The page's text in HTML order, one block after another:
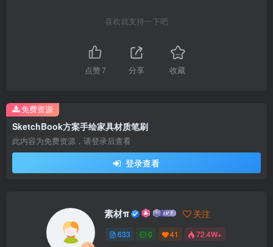
喜欢就支持一下吧
点赞7 分享 收藏
SketchBook方案手绘家具材质笔刷
此内容为免费资源，请登录后查看
登录查看
免费资源
素材π 关注
633 0 41 72.4W+